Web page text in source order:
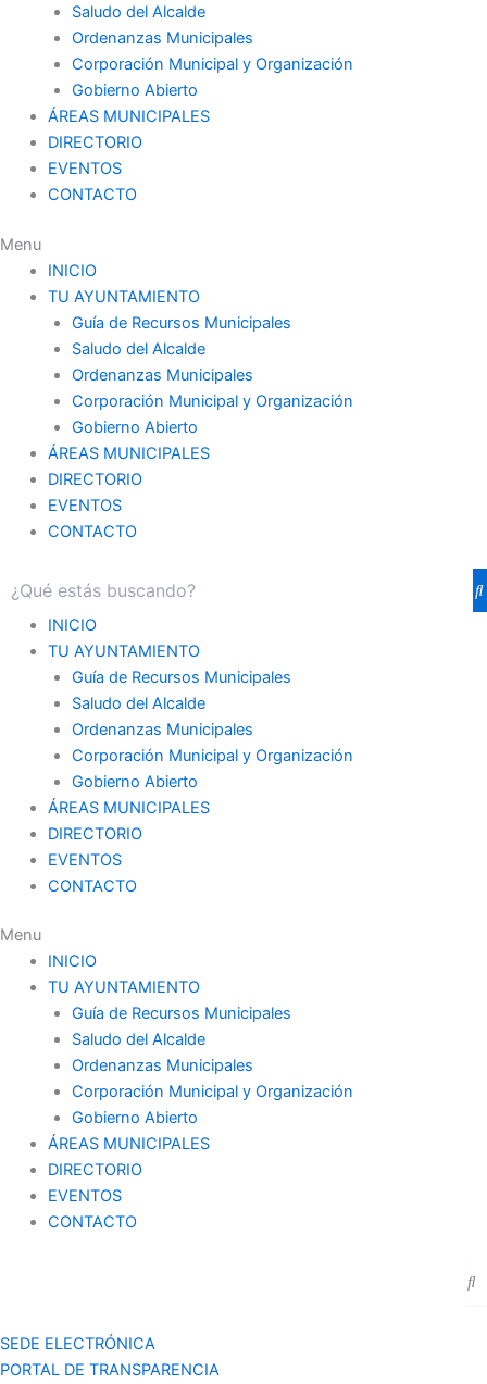
Saludo del Alcalde
Ordenanzas Municipales
Corporación Municipal y Organización
Gobierno Abierto
ÁREAS MUNICIPALES
DIRECTORIO
EVENTOS
CONTACTO
Menu
INICIO
TU AYUNTAMIENTO
Guía de Recursos Municipales
Saludo del Alcalde
Ordenanzas Municipales
Corporación Municipal y Organización
Gobierno Abierto
ÁREAS MUNICIPALES
DIRECTORIO
EVENTOS
CONTACTO
INICIO
TU AYUNTAMIENTO
Guía de Recursos Municipales
Saludo del Alcalde
Ordenanzas Municipales
Corporación Municipal y Organización
Gobierno Abierto
ÁREAS MUNICIPALES
DIRECTORIO
EVENTOS
CONTACTO
Menu
INICIO
TU AYUNTAMIENTO
Guía de Recursos Municipales
Saludo del Alcalde
Ordenanzas Municipales
Corporación Municipal y Organización
Gobierno Abierto
ÁREAS MUNICIPALES
DIRECTORIO
EVENTOS
CONTACTO
SEDE ELECTRÓNICA
PORTAL DE TRANSPARENCIA